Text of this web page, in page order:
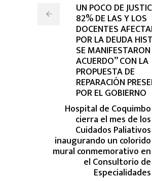
UN POCO DE
82% DE LAS Y LOS
DOCENTES
POR LA DEUDA
SE
ACUERDO” CON LA
PROPUESTA DE
REPARACIÓN
POR EL GOBIERNO
Hospital de Coquimbo
cierra el mes de los
Cuidados Paliativos
inaugurando un colorido
mural conmemorativo en
el Consultorio de
Especialidades